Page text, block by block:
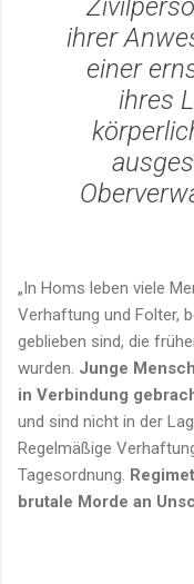
ihrer
einer
ihres
„In Homs leben viele
Verhaftung und Folter,
geblieben sind, die
wurden. Junge
in Verbindung
und sind nicht in der
Regelmäßige
Tagesordnung.
brutale Morde an